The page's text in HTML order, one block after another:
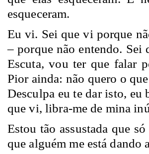
esqueceram.
Eu vi. Sei que vi porque
– porque não entendo. Sei
Escuta, vou ter que falar
Pior ainda: não quero o
Desculpa eu te dar isto, eu
que vi, libra-me de mina
Estou tão assustada que
que alguém me está dando